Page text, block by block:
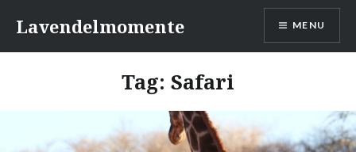
content
Lavendelmomente MENU
Tag: Safari